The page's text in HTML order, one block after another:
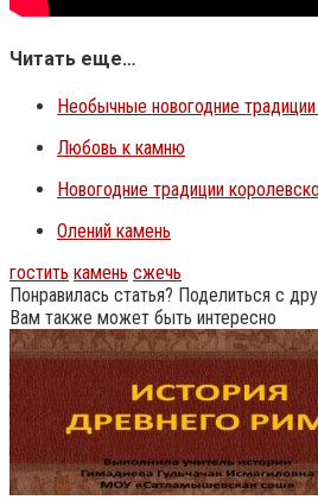
Читать еще…
Необычные новогодние
Любовь к камню
Новогодние традиции
Олений камень
гостить камень сжечь
Понравилась статья? Поделиться с
Вам также может быть интересно